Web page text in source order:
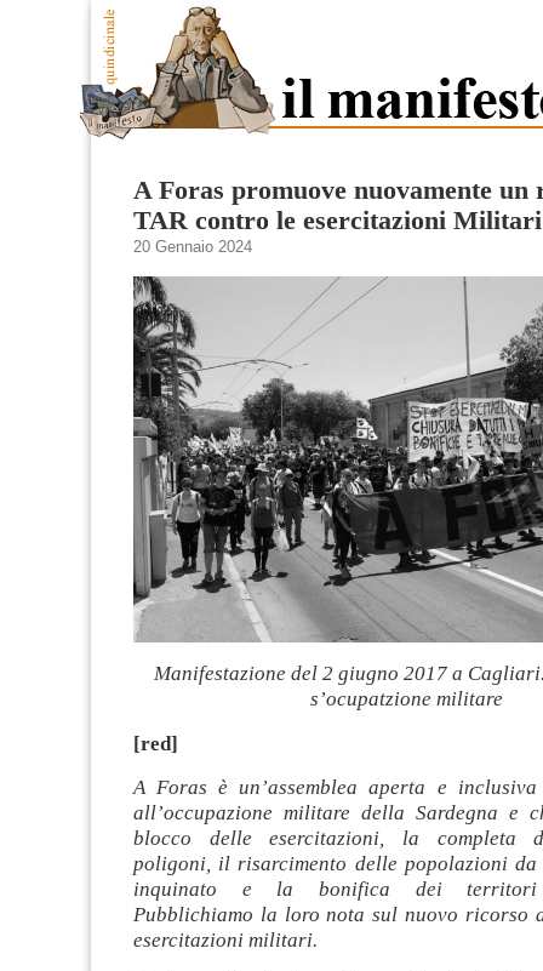
A Foras promuove nuovamente un
TAR contro le esercitazioni Militari
20 Gennaio 2024
Manifestazione del 2 giugno 2017 a
s’ocupatzione militare
[red]
A Foras è un’assemblea aperta e
all’occupazione militare della Sardegna e
blocco delle esercitazioni, la completa
poligoni, il risarcimento delle popolazioni
inquinato e la bonifica dei territori
Pubblichiamo la loro nota sul nuovo ricorso
esercitazioni militari.